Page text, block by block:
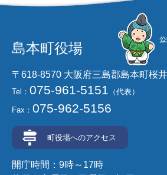
島本町役場
〒618-8570 大阪府三島郡島本町桜
Tel： 075-961-5151 （代表）
Fax： 075-962-5156
町役場へのアクセス
開庁時間：9時～17時